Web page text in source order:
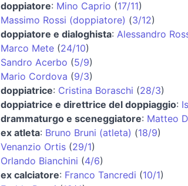
doppiatore: Mino Caprio (17/11)
Massimo Rossi (doppiatore) (3/12)
doppiatore e dialoghista: Alessandro
Marco Mete (24/10)
Sandro Acerbo (5/9)
Mario Cordova (9/3)
doppiatrice: Cristina Boraschi (28/3)
doppiatrice e direttrice del doppiaggio:
drammaturgo e sceneggiatore: Matteo
ex atleta: Bruno Bruni (atleta) (18/9)
Venanzio Ortis (29/1)
Orlando Bianchini (4/6)
ex calciatore: Franco Tancredi (10/1)